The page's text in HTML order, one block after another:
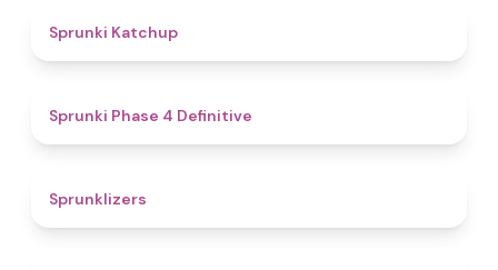
Sprunki Katchup
Sprunki Phase 4 Definitive
Sprunklizers